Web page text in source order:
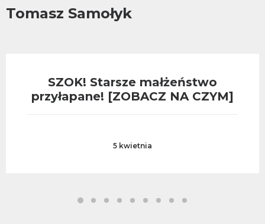
Tomasz Samołyk
SZOK! Starsze małżeństwo
przyłapane! [ZOBACZ NA CZYM]
5 kwietnia